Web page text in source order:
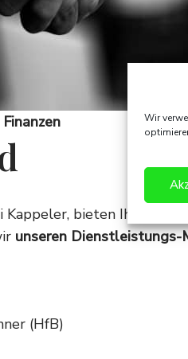
Wir
bieten Ihnen
unseren Dienstleistungs-
(HfB)